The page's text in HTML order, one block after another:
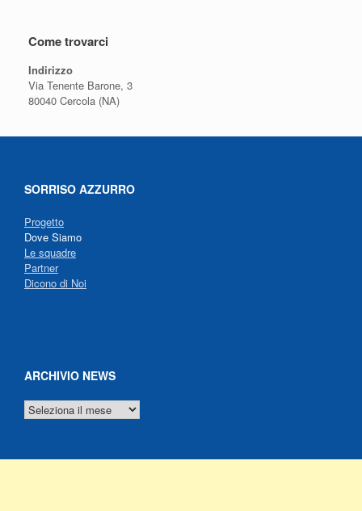
Come trovarci
Indirizzo
Via Tenente Barone, 3
80040 Cercola (NA)
SORRISO AZZURRO
Progetto
Dove Siamo
Le squadre
Partner
Dicono di Noi
ARCHIVIO NEWS
ARCHIVIO
NEWS